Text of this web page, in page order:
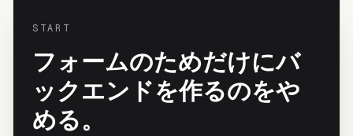
START
フォームのためだけにバ
ックエンドを作るのをや
める。